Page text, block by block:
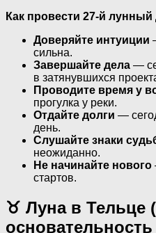
Как провести 27-й лунный
Доверяйте интуиции
сильна.
Завершайте дела —
в затянувшихся
Проводите время у
прогулка у реки.
Отдайте долги —
день.
Слушайте знаки
неожиданно.
Не начинайте нового
стартов.
♉ Луна в Тельце